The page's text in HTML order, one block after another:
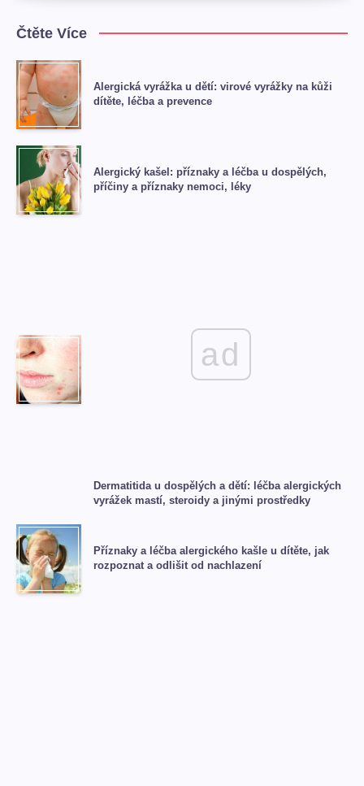
Čtěte Více
Alergická vyrážka u dětí: virové vyrážky na kůži
dítěte, léčba a prevence
Alergický kašel: příznaky a léčba u dospělých,
příčiny a příznaky nemoci, léky
ad
Dermatitida u dospělých a dětí: léčba alergických
vyrážek mastí, steroidy a jinými prostředky
Příznaky a léčba alergického kašle u dítěte, jak
rozpoznat a odlišit od nachlazení